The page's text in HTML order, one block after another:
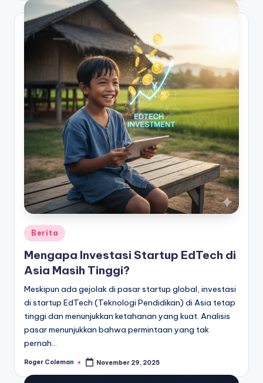
Posted
in
Berita
Mengapa Investasi Startup EdTech di
Asia Masih Tinggi?
Meskipun ada gejolak di pasar startup global, investasi
di startup EdTech (Teknologi Pendidikan) di Asia tetap
tinggi dan menunjukkan ketahanan yang kuat. Analisis
pasar menunjukkan bahwa permintaan yang tak
pernah…
Posted
Roger Coleman November 29, 2025